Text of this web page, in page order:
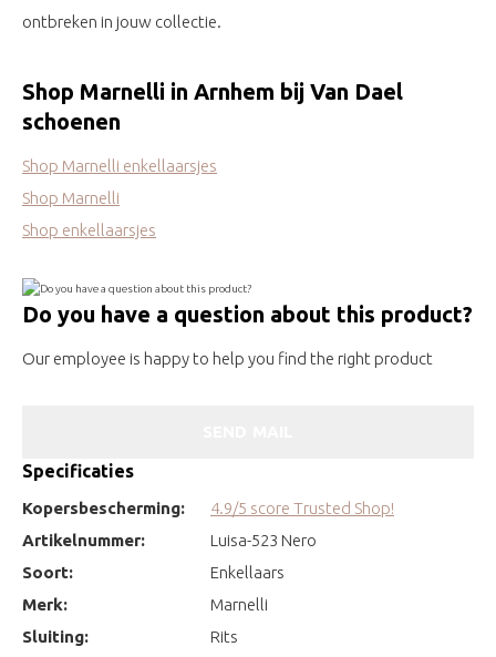
ontbreken in jouw collectie.
Shop Marnelli in Arnhem bij Van Dael
schoenen
Shop Marnelli enkellaarsjes
Shop Marnelli
Shop enkellaarsjes
Do you have a question about this product?
Our employee is happy to help you find the right product
Specificaties
Kopersbescherming:
4.9/5 score Trusted Shop!
Artikelnummer:
Luisa-523 Nero
Soort:
Enkellaars
Merk:
Marnelli
Sluiting:
Rits